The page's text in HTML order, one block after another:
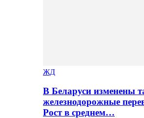
ЖД
В Беларуси изменены
железнодорожные
Рост в среднем…